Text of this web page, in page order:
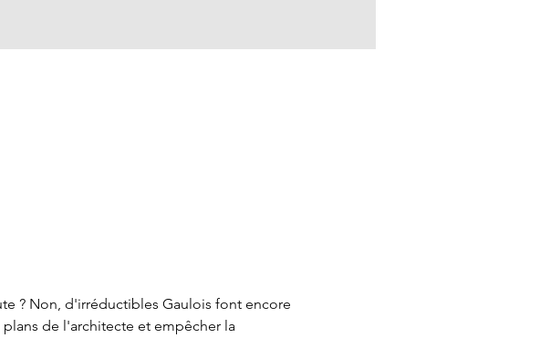
? Non, d'irréductibles Gaulois font encore
de l'architecte et empêcher la